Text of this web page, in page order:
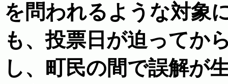
を問われるような対象
も、投票日が迫ってか
し、町民の間で誤解が